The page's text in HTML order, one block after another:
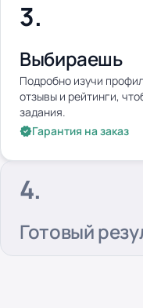
Выбираешь
Подробно изучи
отзывы и рейтинги,
задания.
Гарантия на заказ
Готовый